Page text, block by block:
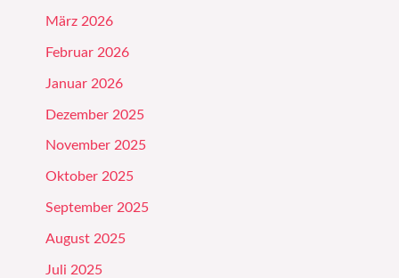
März 2026
Februar 2026
Januar 2026
Dezember 2025
November 2025
Oktober 2025
September 2025
August 2025
Juli 2025